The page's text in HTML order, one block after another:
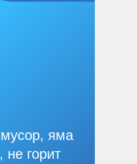
яма
не горит